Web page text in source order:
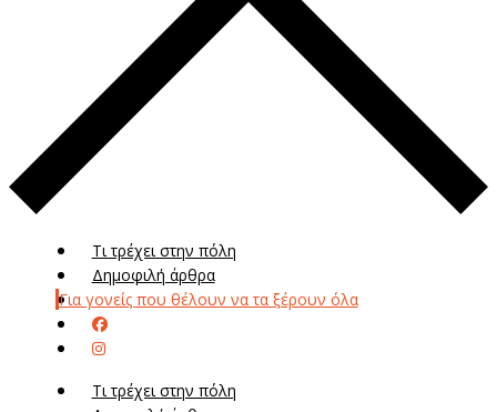
Τι τρέχει στην πόλη
Δημοφιλή άρθρα
Για γονείς που θέλουν να τα ξέρουν όλα
Τι τρέχει στην πόλη